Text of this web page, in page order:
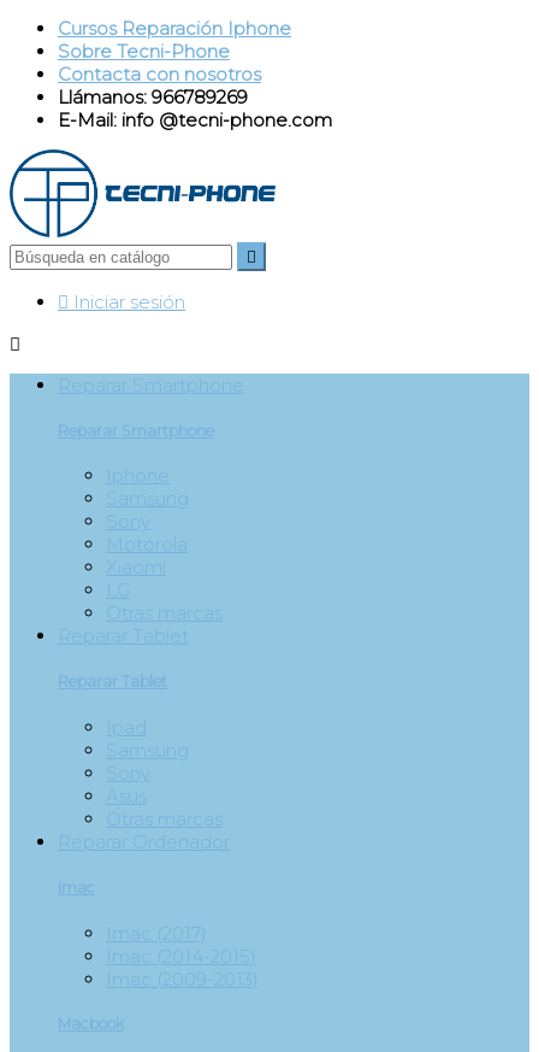
Cursos Reparación Iphone
Sobre Tecni-Phone
Contacta con nosotros
Llámanos: 966789269
E-Mail: info @tecni-phone.com

 Iniciar sesión

Reparar Smartphone
Reparar Smartphone
Iphone
Samsung
Sony
Motorola
Xiaomi
LG
Otras marcas
Reparar Tablet
Reparar Tablet
Ipad
Samsung
Sony
Asus
Otras marcas
Reparar Ordenador
Imac
Imac (2017)
Imac (2014-2015)
Imac (2009-2013)
Macbook